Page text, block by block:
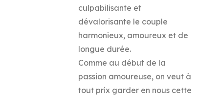
culpabilisante et
dévalorisante le couple
harmonieux, amoureux et de
longue durée.
Comme au début de la
passion amoureuse, on veut à
tout prix garder en nous cette